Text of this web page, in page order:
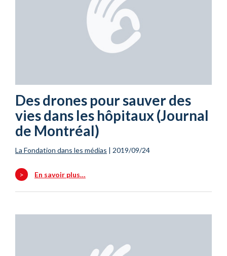
Des drones pour sauver des
vies dans les hôpitaux (Journal
de Montréal)
La Fondation dans les médias | 2019/09/24
> En savoir plus…